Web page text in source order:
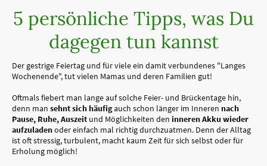
5 persönliche Tipps, was Du
dagegen tun kannst
Der gestrige Feiertag und für viele ein damit verbundenes "Langes
Wochenende", tut vielen Mamas und deren Familien gut!
Oftmals fiebert man lange auf solche Feier- und Brückentage hin,
denn man sehnt sich häufigauch schon länger im Inneren nach
Pause, Ruhe, Auszeit und Möglichkeiten den inneren Akku wieder
aufzuladenoder einfach mal richtig durchzuatmen. Denn der Alltag
ist oft stressig, turbulent, macht kaum Zeit für sich selbst oder für
Erholung möglich!